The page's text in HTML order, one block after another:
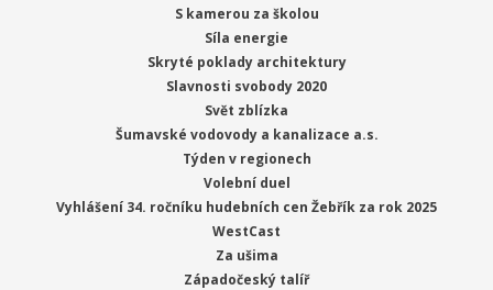
S kamerou za školou
Síla energie
Skryté poklady architektury
Slavnosti svobody 2020
Svět zblízka
Šumavské vodovody a kanalizace a.s.
Týden v regionech
Volební duel
Vyhlášení 34. ročníku hudebních cen Žebřík za rok 2025
WestCast
Za ušima
Západočeský talíř